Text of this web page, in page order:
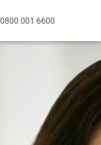
0800 001 6600